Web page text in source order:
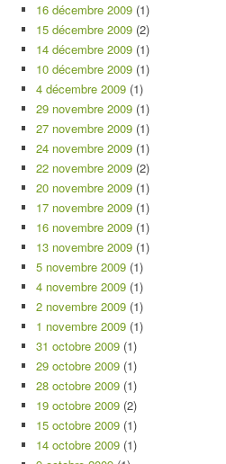
16 décembre 2009 (1)
15 décembre 2009 (2)
14 décembre 2009 (1)
10 décembre 2009 (1)
4 décembre 2009 (1)
29 novembre 2009 (1)
27 novembre 2009 (1)
24 novembre 2009 (1)
22 novembre 2009 (2)
20 novembre 2009 (1)
17 novembre 2009 (1)
16 novembre 2009 (1)
13 novembre 2009 (1)
5 novembre 2009 (1)
4 novembre 2009 (1)
2 novembre 2009 (1)
1 novembre 2009 (1)
31 octobre 2009 (1)
29 octobre 2009 (1)
28 octobre 2009 (1)
19 octobre 2009 (2)
15 octobre 2009 (1)
14 octobre 2009 (1)